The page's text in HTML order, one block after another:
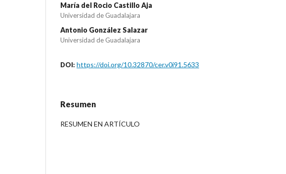
María del Rocio Castillo Aja
Universidad de Guadalajara
Antonio González Salazar
Universidad de Guadalajara
DOI: https://doi.org/10.32870/cer.v0i91.5633
Resumen
RESUMEN EN ARTÍCULO